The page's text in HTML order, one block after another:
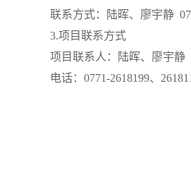
联系方式：陆晖、廖宇静
3.项目联系方式
项目联系人：陆晖、廖宇静
电话： 0771-2618199、